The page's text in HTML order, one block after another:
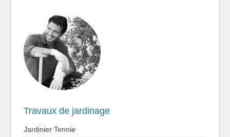
Travaux de jardinage
Jardinier Tennie